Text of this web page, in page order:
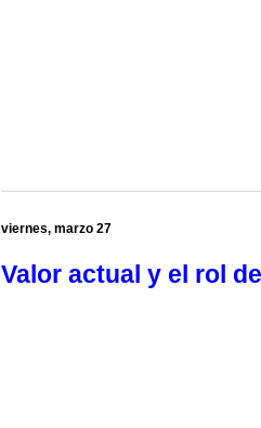
viernes, marzo 27
Valor actual y el rol